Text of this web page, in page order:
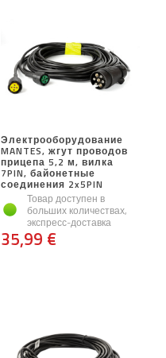
Электрооборудование
MANTES, жгут проводов
прицепа 5,2 м, вилка
7PIN, байонетные
соединения 2x5PIN
Товар доступен в
больших количествах,
экспресс-доставка
35,99 €